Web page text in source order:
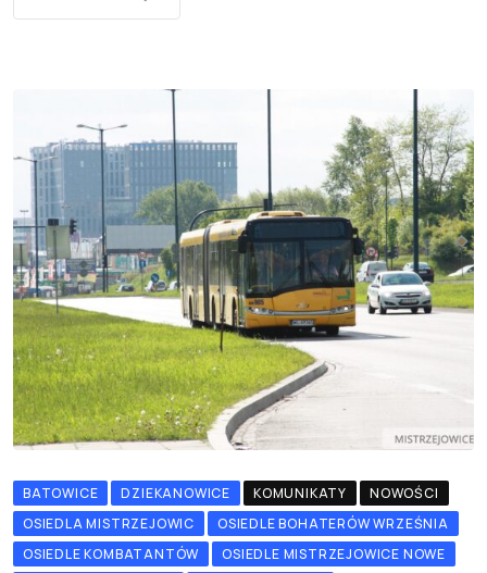
BATOWICE DZIEKANOWICE KOMUNIKATY
NOWOŚCI
OSIEDLA MISTRZEJOWIC
OSIEDLE BOHATERÓW WRZEŚNIA
OSIEDLE KOMBATANTÓW
OSIEDLE MISTRZEJOWICE NOWE